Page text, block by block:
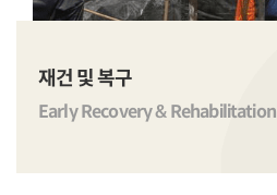
재건 및 복구
Early Recovery & Rehabilitation